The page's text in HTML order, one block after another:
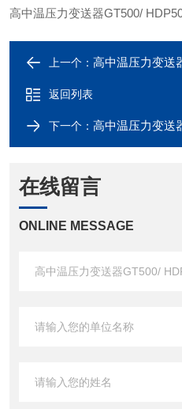
高中温压力变送器GT500/
上一个： 高中温压力变送器
返回列表
下一个： 高中温压力变送
在线留言
ONLINE MESSAGE